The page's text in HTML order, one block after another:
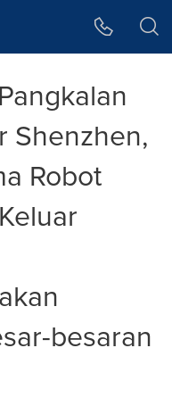
Shenzhen,
Robot
besaran